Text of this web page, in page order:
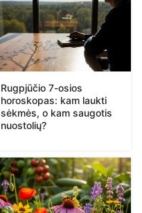
Rugpjūčio 7-osios
horoskopas: kam laukti
sėkmės, o kam saugotis
nuostolių?